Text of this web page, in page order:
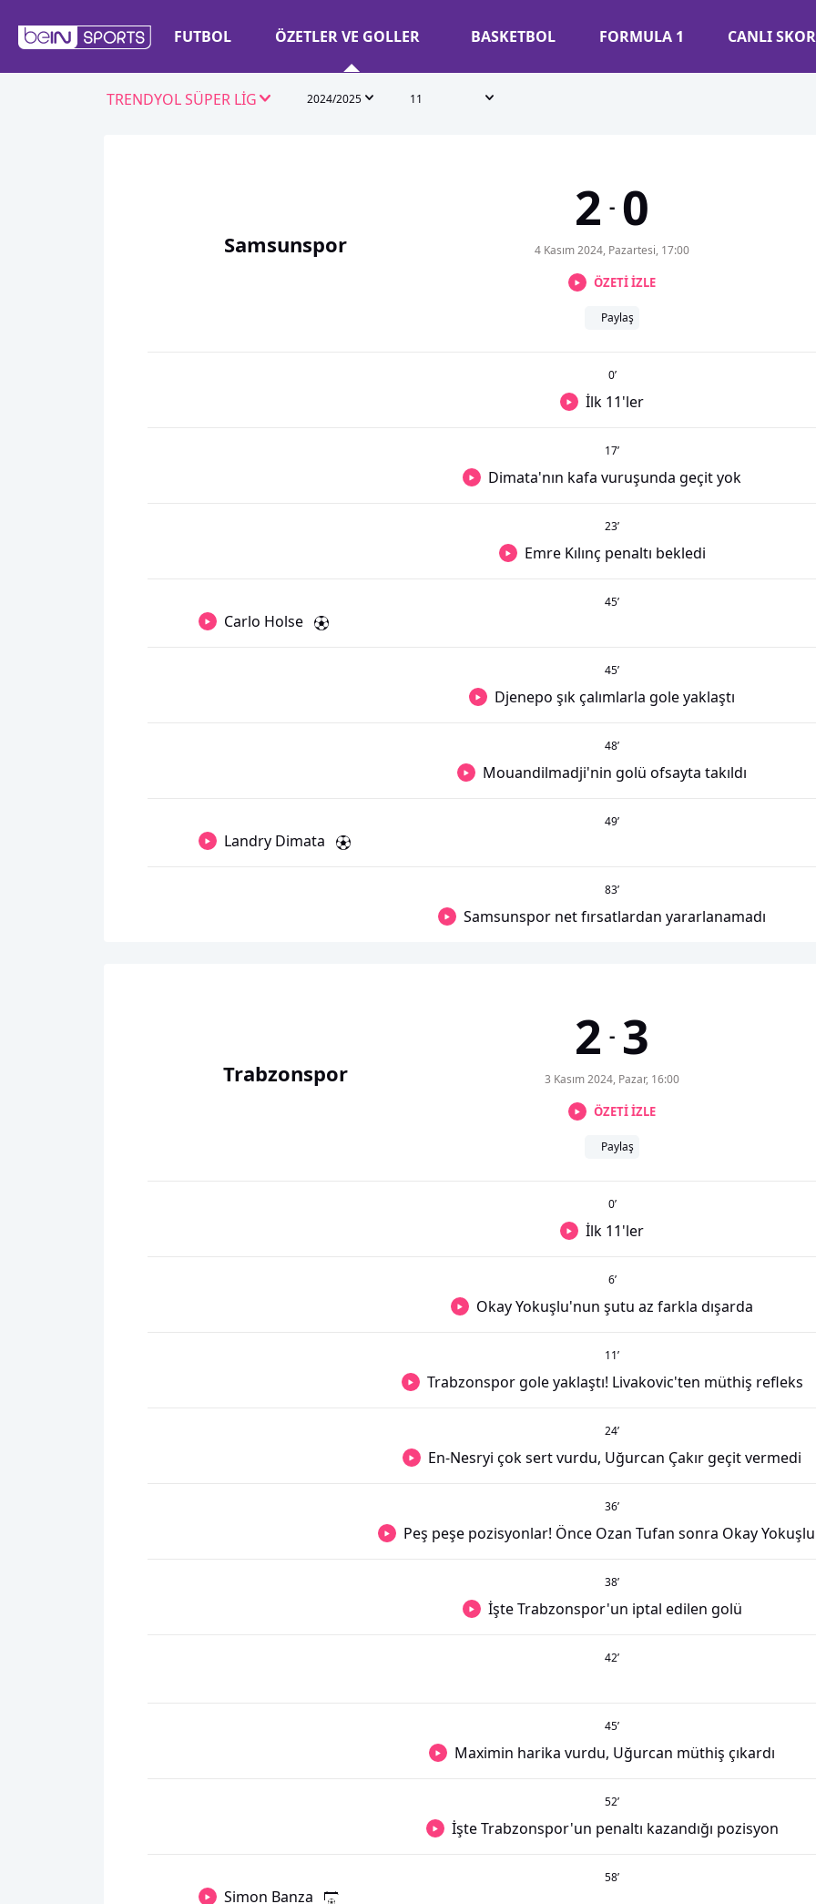
FUTBOL ÖZETLER VE GOLLER BASKETBOL FORMULA 1 CANLI SKOR
TRENDYOL SÜPER LİG 2024/2025 11
Samsunspor
2 - 0
4 Kasım 2024, Pazartesi, 17:00
ÖZETİ İZLE
Paylaş
0’
İlk 11'ler
17’
Dimata'nın kafa vuruşunda geçit yok
23’
Emre Kılınç penaltı bekledi
45’
Carlo Holse
45’
Djenepo şık çalımlarla gole yaklaştı
48’
Mouandilmadji'nin golü ofsayta takıldı
49’
Landry Dimata
83’
Samsunspor net fırsatlardan yararlanamadı
Trabzonspor
2 - 3
3 Kasım 2024, Pazar, 16:00
ÖZETİ İZLE
Paylaş
0’
İlk 11'ler
6’
Okay Yokuşlu'nun şutu az farkla dışarda
11’
Trabzonspor gole yaklaştı! Livakovic'ten müthiş refleks
24’
En-Nesryi çok sert vurdu, Uğurcan Çakır geçit vermedi
36’
Peş peşe pozisyonlar! Önce Ozan Tufan sonra Okay
38’
İşte Trabzonspor'un iptal edilen golü
42’
45’
Maximin harika vurdu, Uğurcan müthiş çıkardı
52’
İşte Trabzonspor'un penaltı kazandığı pozisyon
58’
Simon Banza